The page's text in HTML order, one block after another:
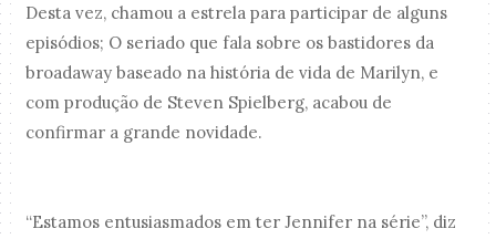
Desta vez, chamou a estrela para participar de alguns
episódios; O seriado que fala sobre os bastidores da
broadaway baseado na história de vida de Marilyn, e
com produção de Steven Spielberg, acabou de
confirmar a grande novidade.
“Estamos entusiasmados em ter Jennifer na série”, diz